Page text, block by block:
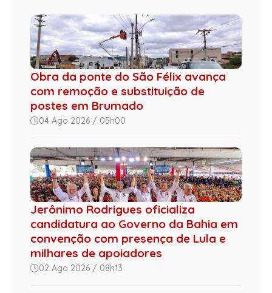
Obra da ponte do São Félix avança
com remoção e substituição de
postes em Brumado
04 Ago 2026 / 05h00
Jerônimo Rodrigues oficializa
candidatura ao Governo da Bahia em
convenção com presença de Lula e
milhares de apoiadores
02 Ago 2026 / 08h13